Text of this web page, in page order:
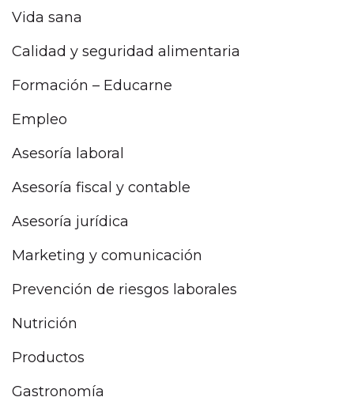
Vida sana
Calidad y seguridad alimentaria
Formación – Educarne
Empleo
Asesoría laboral
Asesoría fiscal y contable
Asesoría jurídica
Marketing y comunicación
Prevención de riesgos laborales
Nutrición
Productos
Gastronomía